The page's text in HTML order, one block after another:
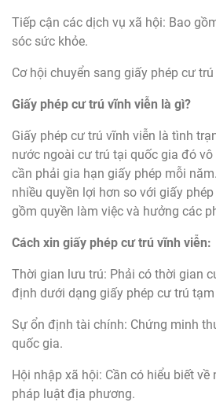
Tiếp cận các dịch vụ xã hội: Bao
sóc sức khỏe.
Cơ hội chuyển sang giấy phép cư
Giấy phép cư trú vĩnh viễn là gì?
Giấy phép cư trú vĩnh viễn là tình
nước ngoài cư trú tại quốc gia đó
cần phải gia hạn giấy phép mỗi
nhiều quyền lợi hơn so với giấy
gồm quyền làm việc và hưởng các
Cách xin giấy phép cư trú vĩnh viễn:
Thời gian lưu trú: Phải có thời gian
định dưới dạng giấy phép cư trú
Sự ổn định tài chính: Chứng minh
quốc gia.
Hội nhập xã hội: Cần có hiểu biết
pháp luật địa phương.